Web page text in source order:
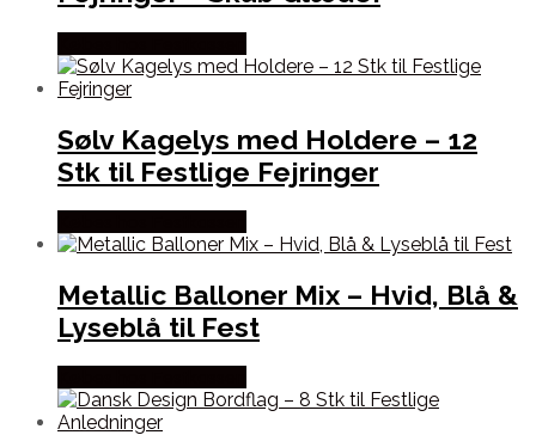
Sølv Kagelys med Holdere – 12
Stk til Festlige Fejringer
Metallic Balloner Mix – Hvid, Blå &
Lyseblå til Fest